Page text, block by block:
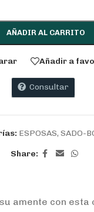
AÑADIR AL CARRITO
Añadir a
Consultar
ESPOSAS, SADO-
Share:
amente con esta